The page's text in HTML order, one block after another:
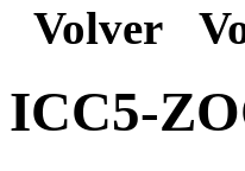
Volver
ICC5-